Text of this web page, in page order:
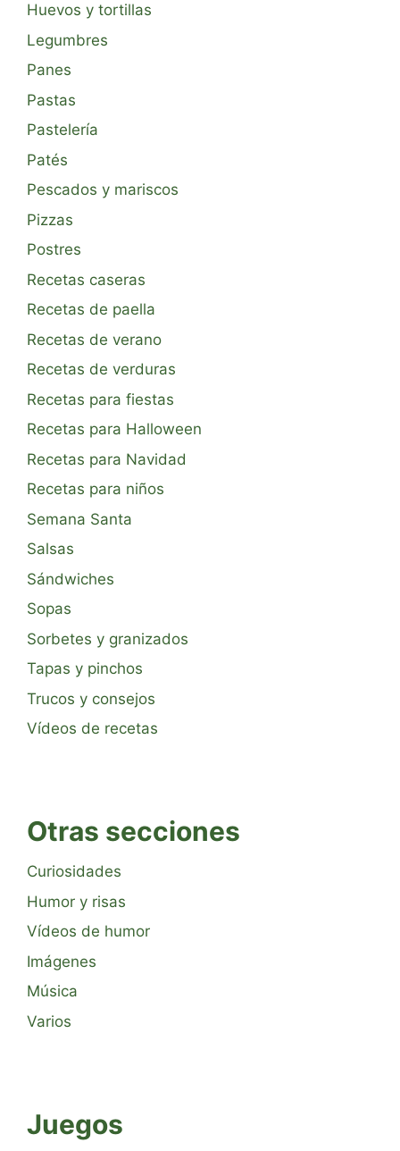
Huevos y tortillas
Legumbres
Panes
Pastas
Pastelería
Patés
Pescados y mariscos
Pizzas
Postres
Recetas caseras
Recetas de paella
Recetas de verano
Recetas de verduras
Recetas para fiestas
Recetas para Halloween
Recetas para Navidad
Recetas para niños
Semana Santa
Salsas
Sándwiches
Sopas
Sorbetes y granizados
Tapas y pinchos
Trucos y consejos
Vídeos de recetas
Otras secciones
Curiosidades
Humor y risas
Vídeos de humor
Imágenes
Música
Varios
Juegos